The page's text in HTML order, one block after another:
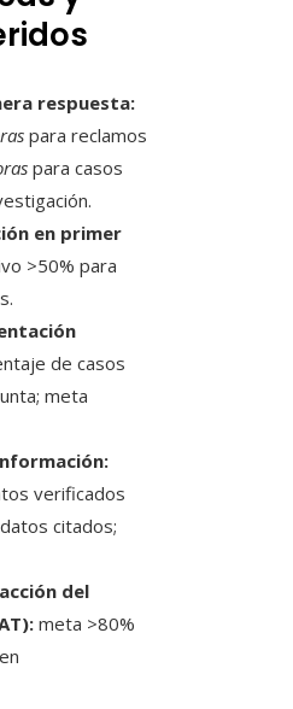
respuesta:
para reclamos
para casos
en primer
>50% para
de casos
meta
verificados
citados;
del
meta >80%